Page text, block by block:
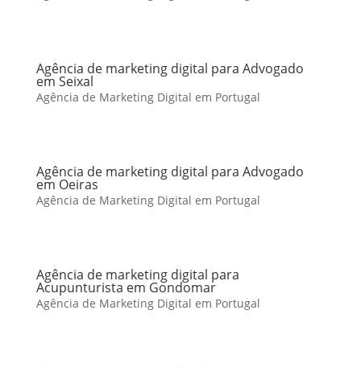
Agência de marketing digital para Advogado
em Seixal
Agência de Marketing Digital em Portugal
Agência de marketing digital para Advogado
em Oeiras
Agência de Marketing Digital em Portugal
Agência de marketing digital para
Acupunturista em Gondomar
Agência de Marketing Digital em Portugal